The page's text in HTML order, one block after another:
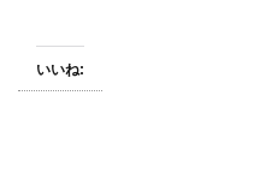
いいね: